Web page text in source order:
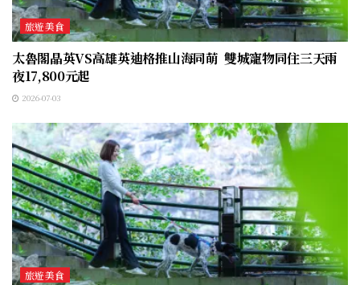
旅遊美食
太魯閣晶英VS高雄英迪格推山海同萌 雙城寵物同住三天兩
夜17,800元起
2026-07-03
旅遊美食